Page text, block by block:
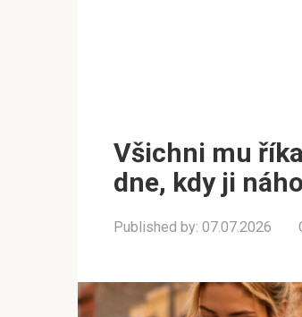
Všichni mu
dne, kdy ji
Published by: 07.07.2026